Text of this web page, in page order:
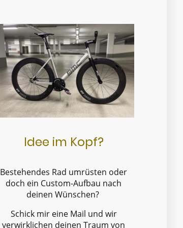
Idee im Kopf?
Bestehendes Rad umrüsten oder
doch ein Custom-Aufbau nach
deinen Wünschen?
Schick mir eine Mail und wir
verwirklichen deinen Traum von